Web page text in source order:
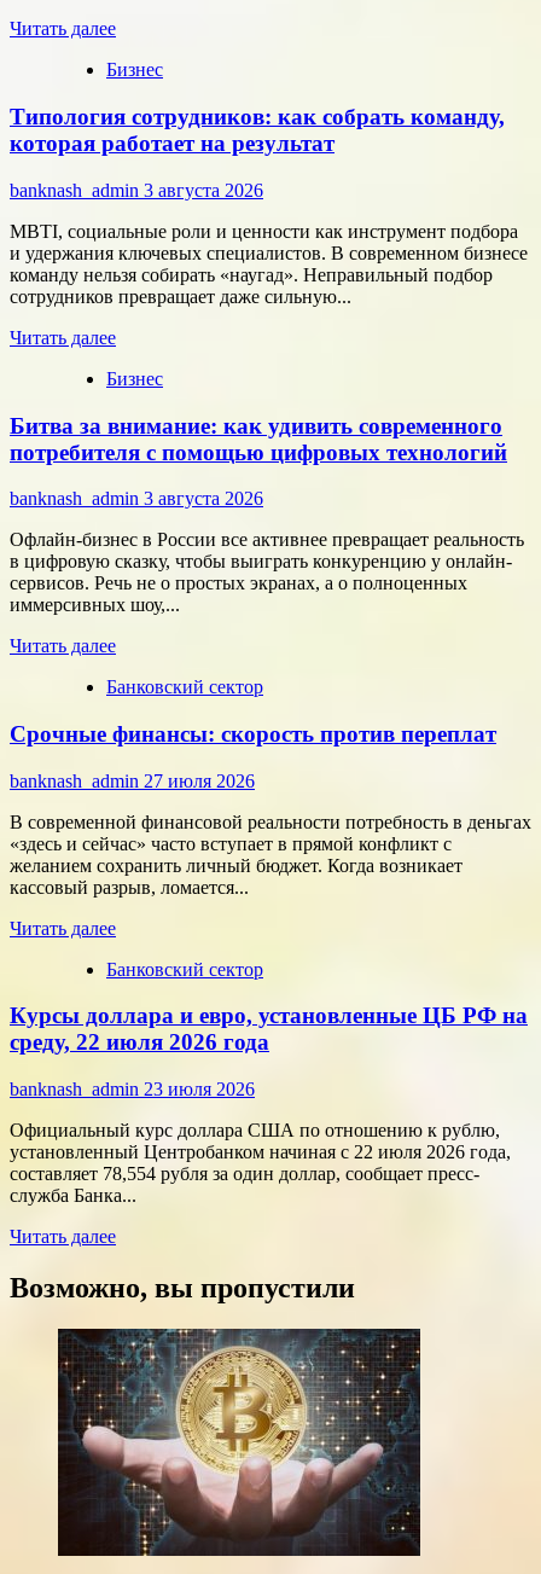
Читать далееПрочитать
о
компаний
«Элемент»
развивает
сотрудничество
с
центрами
разработки
в
области
микроэлектроники
Бизнес
Типология сотрудников: как собрать команду,
которая работает на результат
banknash_admin 3 августа 2026
MBTI, социальные роли и ценности как инструмент подбора
и удержания ключевых специалистов. В современном бизнесе
команду нельзя собирать «наугад». Неправильный подбор
сотрудников превращает даже сильную...
Читать далееПрочитать
о
сотрудников:
как
собрать
команду,
которая
работает
на
результат
Бизнес
Битва за внимание: как удивить современного
потребителя с помощью цифровых технологий
banknash_admin 3 августа 2026
Офлайн-бизнес в России все активнее превращает реальность
в цифровую сказку, чтобы выиграть конкуренцию у онлайн-
сервисов. Речь не о простых экранах, а о полноценных
иммерсивных шоу,...
Читать далееПрочитать
о
за
внимание:
как
удивить
современного
потребителя
с
помощью
технологий
Банковский сектор
Срочные финансы: скорость против переплат
banknash_admin 27 июля 2026
В современной финансовой реальности потребность в деньгах
«здесь и сейчас» часто вступает в прямой конфликт с
желанием сохранить личный бюджет. Когда возникает
кассовый разрыв, ломается...
Читать далееПрочитать
о
финансы:
скорость
против
переплат
Банковский сектор
Курсы доллара и евро, установленные ЦБ РФ на
среду, 22 июля 2026 года
banknash_admin 23 июля 2026
Официальный курс доллара США по отношению к рублю,
установленный Центробанком начиная с 22 июля 2026 года,
составляет 78,554 рубля за один доллар, сообщает пресс-
служба Банка...
Читать далееПрочитать
Курсы
и
евро,
установленные
ЦБ
РФ
на
среду,
22
июля
2026
года
Возможно, вы пропустили